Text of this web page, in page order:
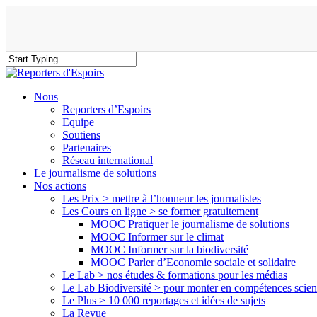
content
Close
search
Menu
Nous
Reporters d’Espoirs
Equipe
Soutiens
Partenaires
Réseau international
Le journalisme de solutions
Nos actions
Les Prix > mettre à l’honneur les journalistes
Les Cours en ligne > se former gratuitement
MOOC Pratiquer le journalisme de solutions
MOOC Informer sur le climat
MOOC Informer sur la biodiversité
MOOC Parler d’Economie sociale et solidaire
Le Lab > nos études & formations pour les médias
Le Lab Biodiversité > pour monter en compétences
Le Plus > 10 000 reportages et idées de sujets
La Revue